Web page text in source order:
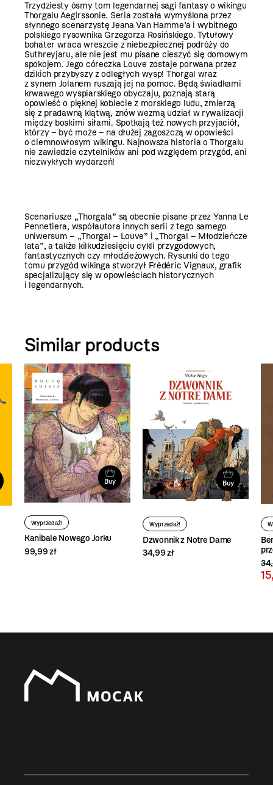
Trzydziesty ósmy tom legendarnej sagi fantasy o wikingu
Thorgalu Aegirssonie. Seria została wymyślona przez
słynnego scenarzystę Jeana Van Hamme’a i wybitnego
polskiego rysownika Grzegorza Rosińskiego. Tytułowy
bohater wraca wreszcie z niebezpiecznej podróży do
Suthreyjaru, ale nie jest mu pisane cieszyć się domowym
spokojem. Jego córeczka Louve zostaje porwana przez
dzikich przybyszy z odległych wysp! Thorgal wraz
z synem Jolanem ruszają jej na pomoc. Będą świadkami
krwawego wyspiarskiego obyczaju, poznają starą
opowieść o pięknej kobiecie z morskiego ludu, zmierzą
się z pradawną klątwą, znów wezmą udział w rywalizacji
między boskimi siłami. Spotkają też nowych przyjaciół,
którzy – być może – na dłużej zagoszczą w opowieści
o ciemnowłosym wikingu. Najnowsza historia o Thorgalu
nie zawiedzie czytelników ani pod względem przygód, ani
niezwykłych wydarzeń!
Scenariusze „Thorgala” są obecnie pisane przez Yanna Le
Pennetiera, współautora innych serii z tego samego
uniwersum – „Thorgal – Louve” i „Thorgal – Młodzieńcze
lata”, a także kilkudziesięciu cykli przygodowych,
fantastycznych czy młodzieżowych. Rysunki do tego
tomu przygód wikinga stworzył Frédéric Vignaux, grafik
specjalizujący się w opowieściach historycznych
i legendarnych.
Similar products
Buy
Wyprzedaż!
Kanibale Nowego Jorku
99,99 zł
Buy
Wyprzedaż!
Dzwonnik z Notre Dame
34,99 zł